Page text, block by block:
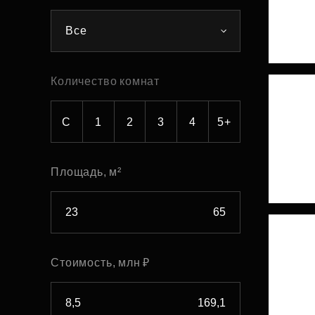
Все
Количество комнат
С 1 2 3 4 5+
Площадь, м²
Стоимость, млн ₽